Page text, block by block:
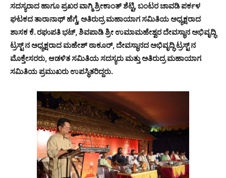
ಸದಸ್ಯರಾದ ಹಾಗೂ ಪ್ರಖರ ವಾಗ್ಮಿ ಶ್ರೀಕಾಂತ್ ಶೆಟ್ಟಿ, ಬಂಟರ ಚಾವಡಿ ಪರ್ಕಳ
ಘಟಕದ ತಾರಾನಾಥ್ ಹೆಗ್ಡೆ, ಅತಿರುದ್ರ ಮಹಾಯಾಗ ಸಮಿತಿಯ ಅಧ್ಯಕ್ಷರಾದ
ಶಾಸಕ ಕೆ. ರಘುಪತಿ ಭಟ್, ಶಿವಪಾಡಿ ಶ್ರೀ ಉಮಾಮಹೇಶ್ವರ ದೇವಸ್ಥಾನ ಅಭಿವೃದ್ಧಿ
ಟ್ರಸ್ಟ್ ನ ಅಧ್ಯಕ್ಷರಾದ ಮಹೇಶ್ ಠಾಕೂರ್, ದೇವಸ್ಥಾನದ ಅಭಿವೃದ್ಧಿ ಟ್ರಸ್ಟ್ ನ
ಮೊಕ್ತೇಸರರು, ಆಡಳಿತ ಸಮಿತಿಯ ಸದಸ್ಯರು ಮತ್ತು ಅತಿರುದ್ರ ಮಹಾಯಾಗ
ಸಮಿತಿಯ ಪ್ರಮುಖರು ಉಪಸ್ಥಿತರಿದ್ದರು.